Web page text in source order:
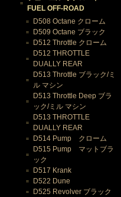
FUEL OFF-ROAD
D508 Octane クローム
D509 Octane ブラック
D512 Throttle クローム
D512 THROTTLE
DUALLY REAR
D513 Throttle ブラック/ミ
ル マシン
D513 Throttle Deep ブラ
ック/ミル マシン
D513 THROTTLE
DUALLY REAR
D514 Pump クローム
D515 Pump マットブラ
ック
D517 Krank
D522 Dune
D525 Revolver ブラック